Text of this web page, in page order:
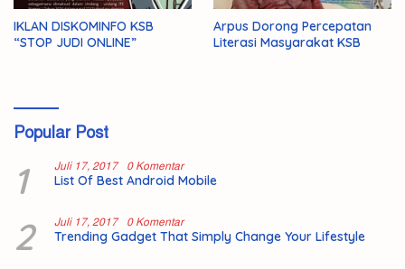
IKLAN DISKOMINFO KSB
“STOP JUDI ONLINE”
Arpus Dorong Percepatan
Literasi Masyarakat KSB
Popular Post
1 Juli 17, 2017 0 Komentar
List Of Best Android Mobile
2 Juli 17, 2017 0 Komentar
Trending Gadget That Simply Change Your Lifestyle